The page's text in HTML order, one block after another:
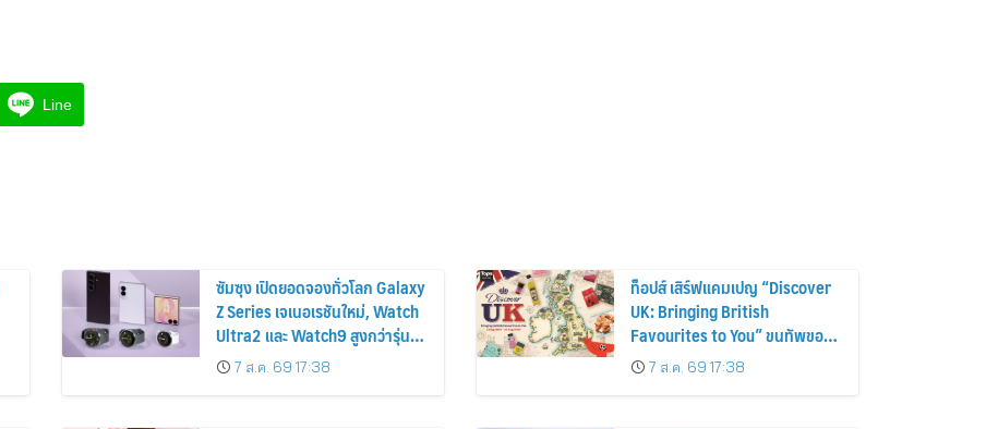
Line
ซัมซุง เปิดยอดจองทั่วโลก Galaxy
Z Series เจเนอเรชันใหม่, Watch
Ultra2 และ Watch9 สูงกว่ารุ่น
ก่อนหน้ากว่า 30%
7 ส.ค. 69 17:38
ท็อปส์ เสิร์ฟแคมเปญ “Discover
UK: Bringing British
Favourites to You” ขนทัพของ
อร่อยและไอเท็มฮิตจากสหราช
อาณาจักร ส่งตรงถึงมือตั้งแต่วัน
7 ส.ค. 69 17:38